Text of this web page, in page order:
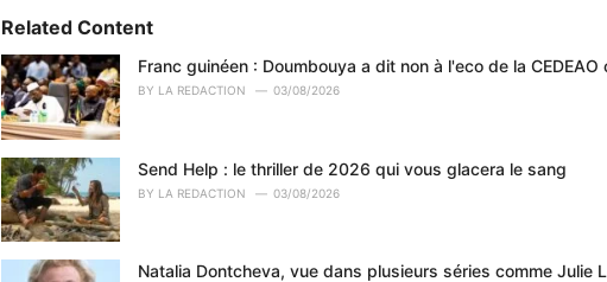
e
o
r
i
e
:
Related Content
Franc guinéen : Doumbouya a dit non à l'eco de la
BY LA REDACTION 03/08/2026
Send Help : le thriller de 2026 qui vous glacera le sang
BY LA REDACTION 03/08/2026
Natalia Dontcheva, vue dans plusieurs séries comme